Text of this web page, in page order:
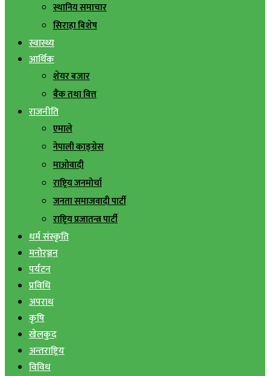
स्थानिय समाचार
सिराहा बिशेष
स्वास्थ्य
आर्थिक
शेयर बजार
बैंक तथा वित्त
राजनीति
एमाले
नेपाली काङ्ग्रेस
माओवादी
राष्ट्रिय जनमोर्चा
जनता समाजवादी पार्टी
राष्ट्रिय प्रजातन्त्र पार्टी
धर्म संस्कृति
मनोरञ्जन
पर्यटन
प्रविधि
अपराध
कृषि
खेलकुद
अन्तराष्ट्रिय
विविध